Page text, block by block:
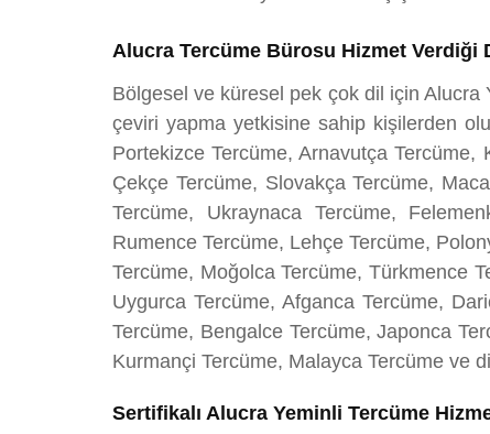
Alucra Tercüme Bürosu Hizmet Verdiği
Bölgesel ve küresel pek çok dil için Alucra
çeviri yapma yetkisine sahip kişilerden
Portekizce Tercüme, Arnavutça Tercüme,
Çekçe Tercüme, Slovakça Tercüme,
Tercüme, Ukraynaca Tercüme,
Rumence Tercüme, Lehçe Tercüme,
Tercüme, Moğolca Tercüme, Türkmence
Uygurca Tercüme, Afganca Tercüme,
Tercüme, Bengalce Tercüme, Japonca
Kurmançi Tercüme, Malayca Tercüme ve
Sertifikalı Alucra Yeminli Tercüme